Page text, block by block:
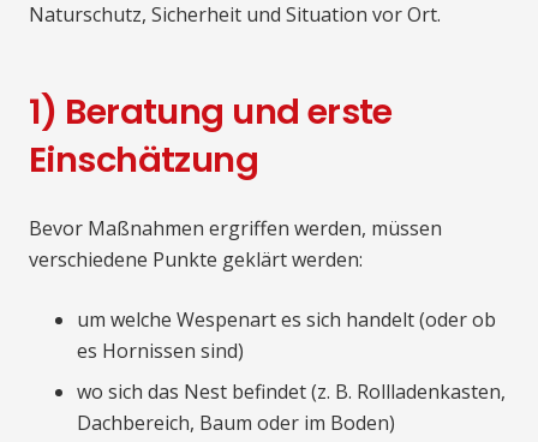
Naturschutz, Sicherheit und Situation vor Ort.
1) Beratung und erste
Einschätzung
Bevor Maßnahmen ergriffen werden, müssen
verschiedene Punkte geklärt werden:
um welche Wespenart es sich handelt (oder ob
es Hornissen sind)
wo sich das Nest befindet (z. B. Rollladenkasten,
Dachbereich, Baum oder im Boden)